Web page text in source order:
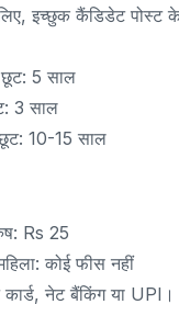
इच्छुक कैंडिडेट पोस्ट
5 साल
3 साल
10-15 साल
Rs 25
कोई फीस नहीं
नेट बैंकिंग या UPI।